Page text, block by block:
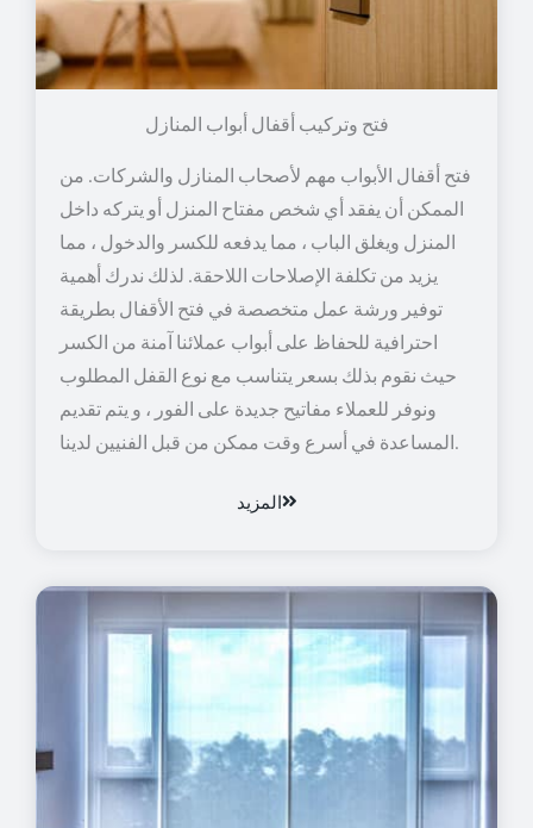
فتح وتركيب أقفال أبواب المنازل
فتح أقفال الأبواب مهم لأصحاب المنازل والشركات. من
الممكن أن يفقد أي شخص مفتاح المنزل أو يتركه داخل
المنزل ويغلق الباب ، مما يدفعه للكسر والدخول ، مما
يزيد من تكلفة الإصلاحات اللاحقة. لذلك ندرك أهمية
توفير ورشة عمل متخصصة في فتح الأقفال بطريقة
احترافية للحفاظ على أبواب عملائنا آمنة من الكسر
حيث نقوم بذلك بسعر يتناسب مع نوع القفل المطلوب
ونوفر للعملاء مفاتيح جديدة على الفور ، و يتم تقديم
المساعدة في أسرع وقت ممكن من قبل الفنيين لدينا.
المزيد